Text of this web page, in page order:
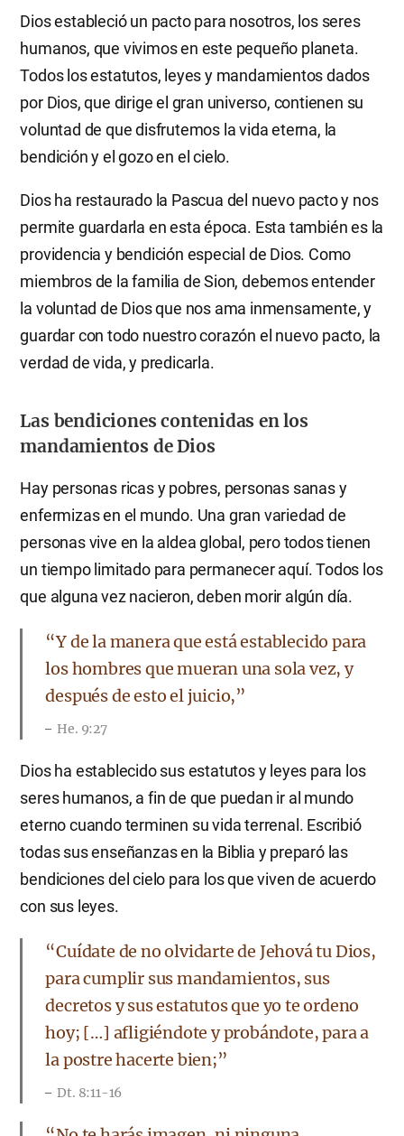
Dios estableció un pacto para nosotros, los seres
humanos, que vivimos en este pequeño planeta.
Todos los estatutos, leyes y mandamientos dados
por Dios, que dirige el gran universo, contienen su
voluntad de que disfrutemos la vida eterna, la
bendición y el gozo en el cielo.
Dios ha restaurado la Pascua del nuevo pacto y nos
permite guardarla en esta época. Esta también es la
providencia y bendición especial de Dios. Como
miembros de la familia de Sion, debemos entender
la voluntad de Dios que nos ama inmensamente, y
guardar con todo nuestro corazón el nuevo pacto, la
verdad de vida, y predicarla.
Las bendiciones contenidas en los
mandamientos de Dios
Hay personas ricas y pobres, personas sanas y
enfermizas en el mundo. Una gran variedad de
personas vive en la aldea global, pero todos tienen
un tiempo limitado para permanecer aquí. Todos los
que alguna vez nacieron, deben morir algún día.
“Y de la manera que está establecido para
los hombres que mueran una sola vez, y
después de esto el juicio,”
He. 9:27
Dios ha establecido sus estatutos y leyes para los
seres humanos, a fin de que puedan ir al mundo
eterno cuando terminen su vida terrenal. Escribió
todas sus enseñanzas en la Biblia y preparó las
bendiciones del cielo para los que viven de acuerdo
con sus leyes.
“Cuídate de no olvidarte de Jehová tu Dios,
para cumplir sus mandamientos, sus
decretos y sus estatutos que yo te ordeno
hoy; […] afligiéndote y probándote, para a
la postre hacerte bien;”
Dt. 8:11-16